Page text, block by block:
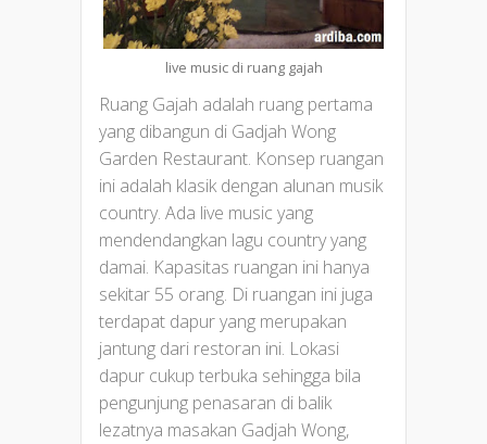
live music di ruang gajah
Ruang Gajah adalah ruang pertama
yang dibangun di Gadjah Wong
Garden Restaurant. Konsep ruangan
ini adalah klasik dengan alunan musik
country. Ada live music yang
mendendangkan lagu country yang
damai. Kapasitas ruangan ini hanya
sekitar 55 orang. Di ruangan ini juga
terdapat dapur yang merupakan
jantung dari restoran ini. Lokasi
dapur cukup terbuka sehingga bila
pengunjung penasaran di balik
lezatnya masakan Gadjah Wong,